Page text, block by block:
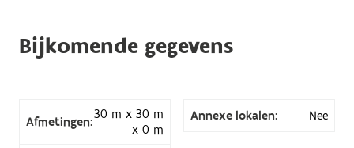
Bijkomende gegevens
Afmetingen:30 m x 30 m
x 0 m
Annexe lokalen: Nee